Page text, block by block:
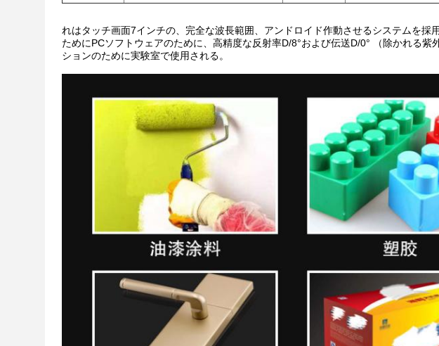
れはタッチ画面7インチの、完全な波長範囲、アンドロイド作動させるシステムを
ためにPCソフトウェアのために、高精度な反射率D/8°および伝送D/0° （除かれる
ションのために実験室で使用される。